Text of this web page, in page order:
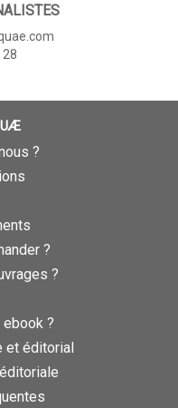
28
?
?
?
ebook ?
et éditorial